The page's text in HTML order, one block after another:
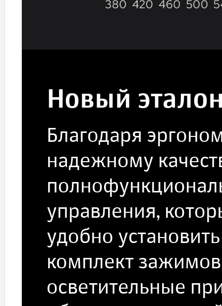
Новый
Благодаря
надежному
управления,
удобно
комплект зажимов
осветительные